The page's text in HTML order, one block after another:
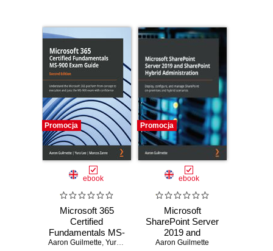
Promocja
ebook
Microsoft 365
Certified
Fundamentals MS-
900 Exam Guide.
Aaron Guilmette, Yura Lee Marcos Zanre
Promocja
ebook
Microsoft
SharePoint Server
2019 and
SharePoint Hybrid
Aaron Guilmette